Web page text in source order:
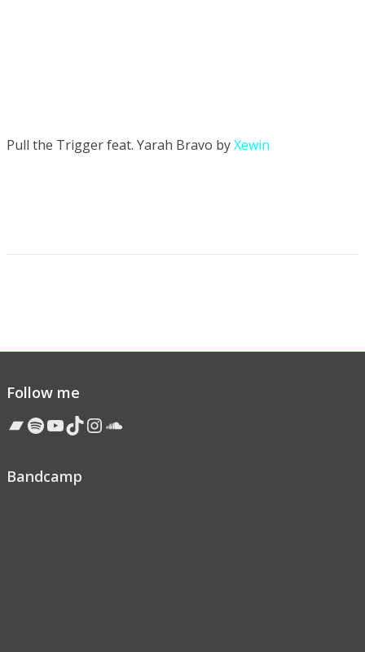
Pull the Trigger feat. Yarah Bravo byXewin
Follow me
Bandcamp
Spotify
YouTube
TikTok
Instagram
Soundcloud
Bandcamp